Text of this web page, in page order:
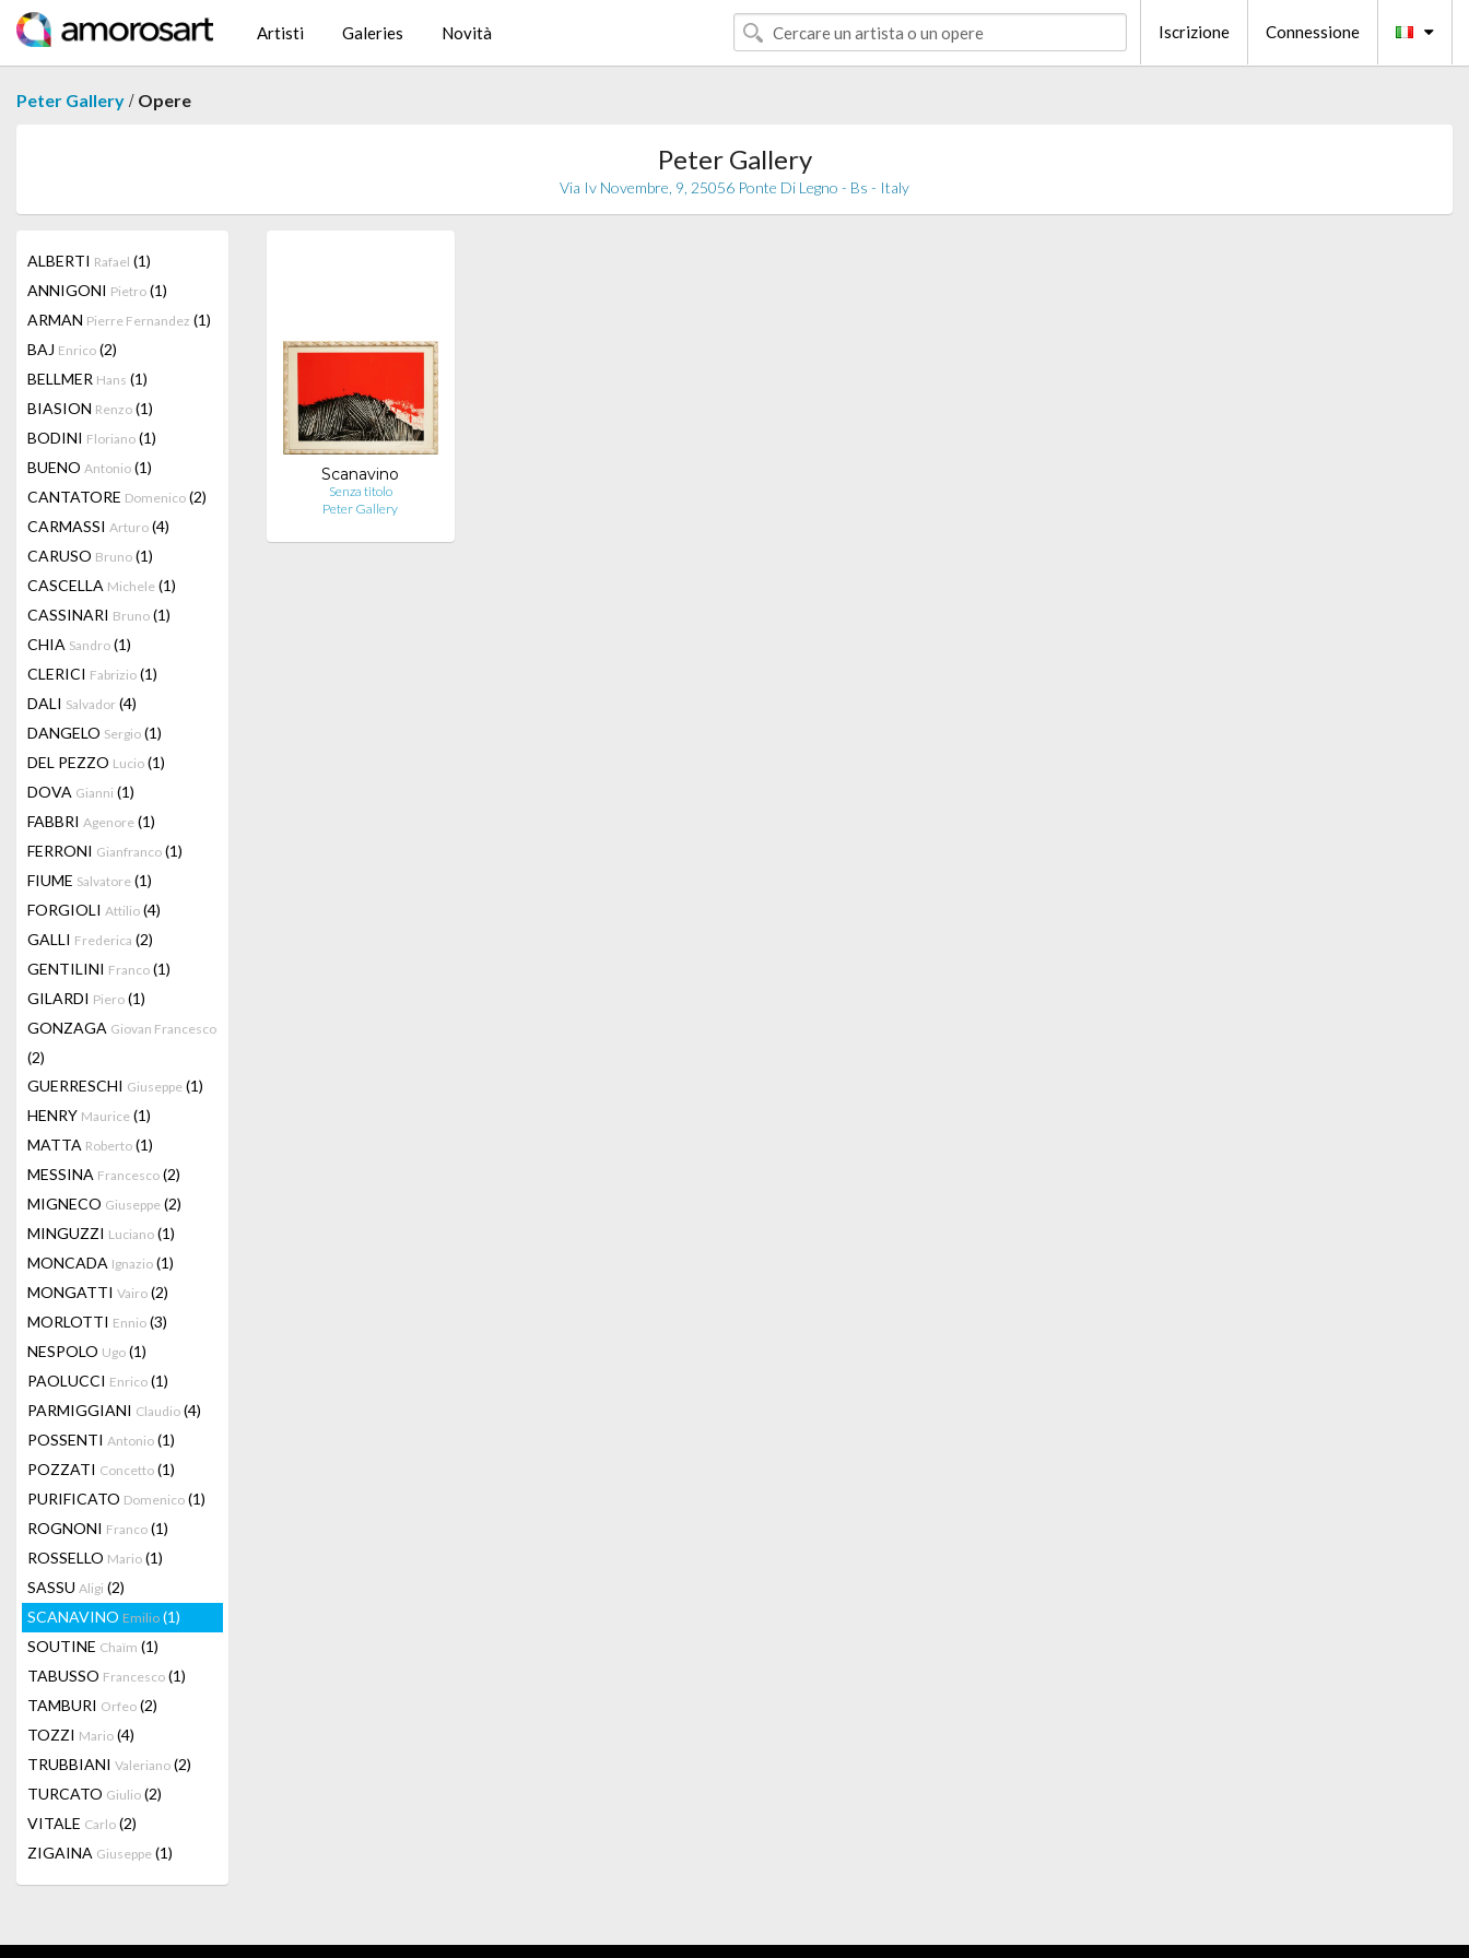
Artisti Galeries Novità Iscrizione Connessione
Peter Gallery / Opere
Peter Gallery
Via Iv Novembre, 9, 25056 Ponte Di Legno - Bs - Italy
ALBERTI Rafael (1)
ANNIGONI Pietro (1)
ARMAN Pierre Fernandez (1)
BAJ Enrico (2)
BELLMER Hans (1)
BIASION Renzo (1)
BODINI Floriano (1)
BUENO Antonio (1)
CANTATORE Domenico (2)
CARMASSI Arturo (4)
CARUSO Bruno (1)
CASCELLA Michele (1)
CASSINARI Bruno (1)
CHIA Sandro (1)
CLERICI Fabrizio (1)
DALI Salvador (4)
DANGELO Sergio (1)
DEL PEZZO Lucio (1)
DOVA Gianni (1)
FABBRI Agenore (1)
FERRONI Gianfranco (1)
FIUME Salvatore (1)
FORGIOLI Attilio (4)
GALLI Frederica (2)
GENTILINI Franco (1)
GILARDI Piero (1)
GONZAGA Giovan Francesco
(2)
GUERRESCHI Giuseppe (1)
HENRY Maurice (1)
MATTA Roberto (1)
MESSINA Francesco (2)
MIGNECO Giuseppe (2)
MINGUZZI Luciano (1)
MONCADA Ignazio (1)
MONGATTI Vairo (2)
MORLOTTI Ennio (3)
NESPOLO Ugo (1)
PAOLUCCI Enrico (1)
PARMIGGIANI Claudio (4)
POSSENTI Antonio (1)
POZZATI Concetto (1)
PURIFICATO Domenico (1)
ROGNONI Franco (1)
ROSSELLO Mario (1)
SASSU Aligi (2)
SCANAVINO Emilio (1)
SOUTINE Chaïm (1)
TABUSSO Francesco (1)
TAMBURI Orfeo (2)
TOZZI Mario (4)
TRUBBIANI Valeriano (2)
TURCATO Giulio (2)
VITALE Carlo (2)
ZIGAINA Giuseppe (1)
Scanavino
Senza titolo
Peter Gallery